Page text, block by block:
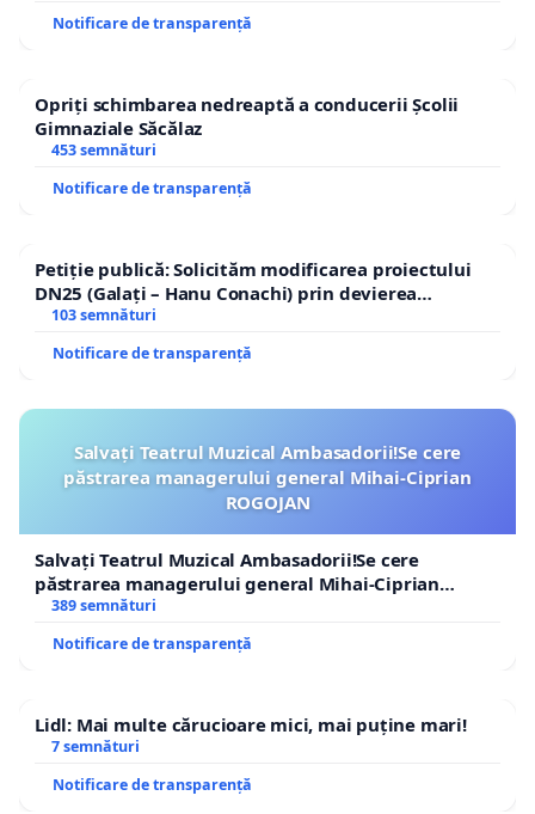
Notificare de transparență
Opriți schimbarea nedreaptă a conducerii Școlii
Gimnaziale Săcălaz
453 semnături
Notificare de transparență
Petiție publică: Solicităm modificarea proiectului
DN25 (Galați – Hanu Conachi) prin devierea
traseului în afara localităților!
103 semnături
Notificare de transparență
Salvați Teatrul Muzical Ambasadorii!Se cere
păstrarea managerului general Mihai-Ciprian
ROGOJAN
Salvați Teatrul Muzical Ambasadorii!Se cere
păstrarea managerului general Mihai-Ciprian
ROGOJAN
389 semnături
Notificare de transparență
Lidl: Mai multe cărucioare mici, mai puține mari!
7 semnături
Notificare de transparență